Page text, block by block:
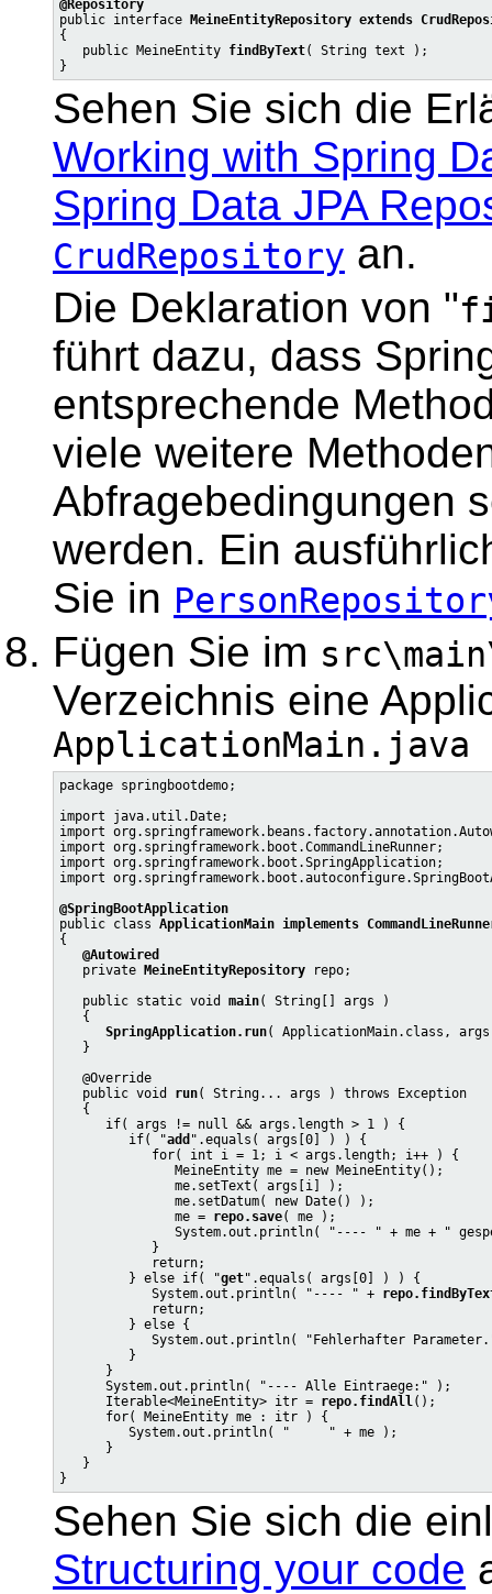
@Repository
public interface MeineEntityRepository extends
{
   public MeineEntity
findByText( String text );
Sehen Sie sich die
Working with Spring
Spring Data JPA
CrudRepository an.
Die Deklaration von "
führt dazu, dass
entsprechende
viele weitere
Abfragebedingungen
werden. Ein
Sie in
Fügen Sie im
Verzeichnis eine
ApplicationMain.java
package springbootdemo;
import java.util.Date;
import
import org.springframework.boot.CommandLineRunner;
import org.springframework.boot.SpringApplication;
import
@SpringBootApplication
public class ApplicationMain implements
{
@Autowired
   private
MeineEntityRepository repo;
   public static void
main( String[] args )
   {
SpringApplication.run( ApplicationMain.class,
   }
   @Override
   public void
run( String... args ) throws Exception
   {
      if( args != null && args.length > 1 ) {
         if( "
add ".equals( args[0] ) ) {
            for( int i = 1; i < args.length; i++ ) {
               MeineEntity me = new MeineEntity();
               me.setText( args[i] );
               me.setDatum( new Date() );
               me =
repo.save( me );
System.out.println( "---- " + me + "
            }
            return;
         } else if( "
get".equals( args[0] ) ) {
            System.out.println( "---- " +
            return;
         } else {
System.out.println( "Fehlerhafter
         }
      }
      System.out.println( "---- Alle Eintraege:" );
      Iterable<MeineEntity> itr =
repo.findAll ();
      for( MeineEntity me : itr ) {
         System.out.println( "     " + me );
      }
   }
Sehen Sie sich die
Structuring your code